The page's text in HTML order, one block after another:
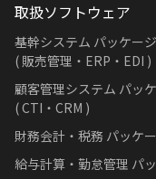
取扱ソフトウェア
基幹システム パッケー
( 販売管理・ERP・EDI )
顧客管理システム パッ
( CTI・CRM )
財務会計・税務 パッケ
給与計算・勤怠管理 パ